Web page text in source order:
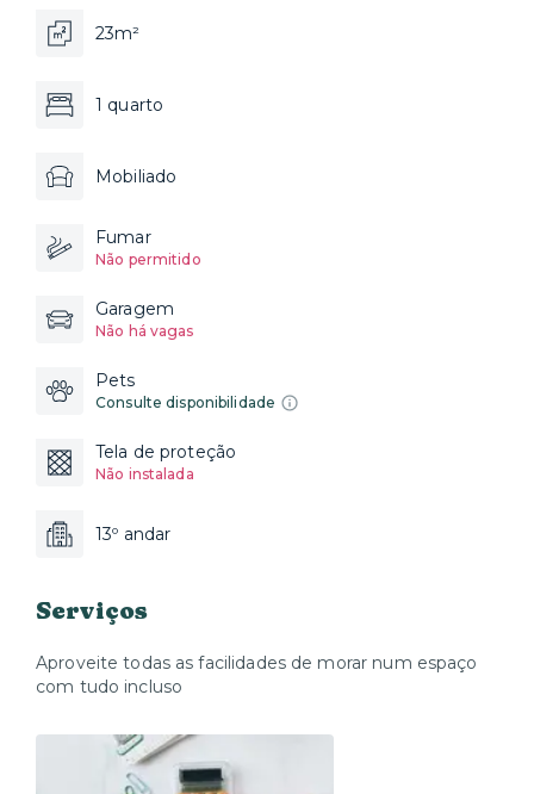
23m²
1 quarto
Mobiliado
Fumar
Não permitido
Garagem
Não há vagas
Pets
Consulte disponibilidade
Tela de proteção
Não instalada
13º andar
Serviços
Aproveite todas as facilidades de morar num espaço
com tudo incluso